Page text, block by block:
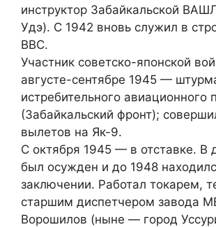
инструктор Забайкальской
Удэ). С 1942 вновь служил в
ВВС.
Участник советско-японской
августе-сентябре 1945 —
истребительного авиационного
(Забайкальский фронт);
вылетов на Як-9.
С октября 1945 — в отставке. В
был осужден и до 1948
заключении. Работал токарем,
старшим диспетчером завода
Ворошилов (ныне — город